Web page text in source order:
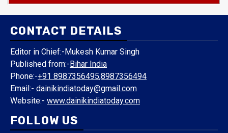
CONTACT DETAILS
Editor in Chief:-Mukesh Kumar Singh
Published from:- Bihar India
Phone:-+91 8987356495,8987356494
Email:- dainikindiatoday@gmail.com
Website:- www.dainikindiatoday.com
FOLLOW US